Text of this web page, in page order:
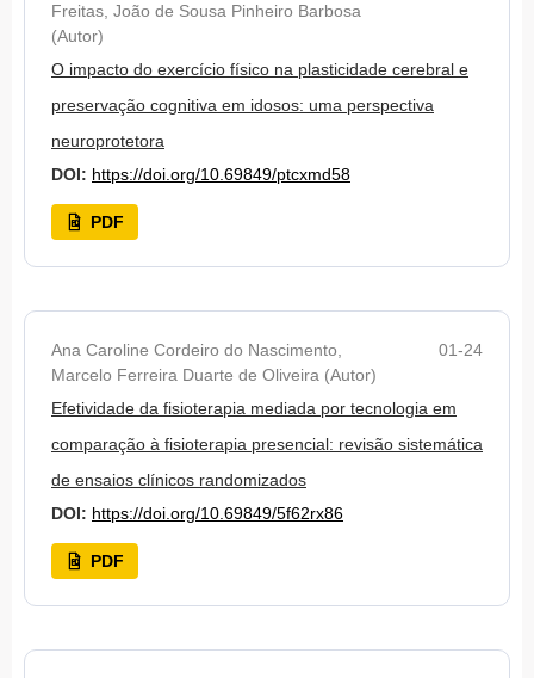
Freitas, João de Sousa Pinheiro Barbosa
(Autor)
O impacto do exercício físico na plasticidade cerebral e
preservação cognitiva em idosos: uma perspectiva
neuroprotetora
DOI: https://doi.org/10.69849/ptcxmd58
PDF
Ana Caroline Cordeiro do Nascimento,
Marcelo Ferreira Duarte de Oliveira (Autor)
01-24
Efetividade da fisioterapia mediada por tecnologia em
comparação à fisioterapia presencial: revisão sistemática
de ensaios clínicos randomizados
DOI: https://doi.org/10.69849/5f62rx86
PDF